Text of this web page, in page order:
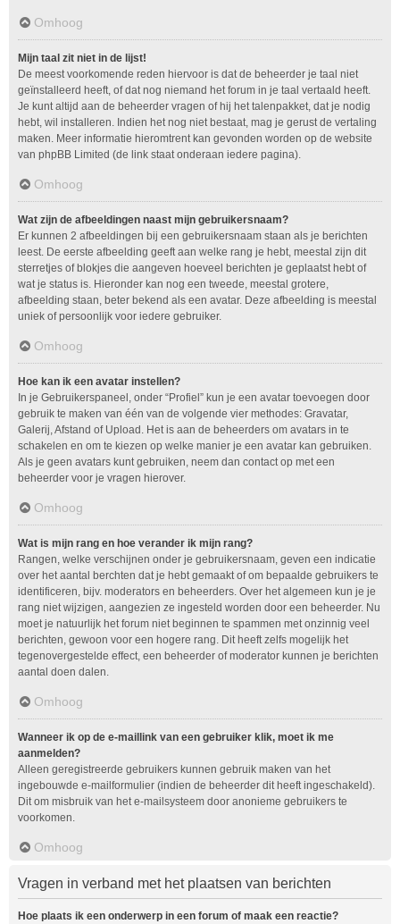
Omhoog
Mijn taal zit niet in de lijst!
De meest voorkomende reden hiervoor is dat de beheerder je taal niet
geïnstalleerd heeft, of dat nog niemand het forum in je taal vertaald heeft.
Je kunt altijd aan de beheerder vragen of hij het talenpakket, dat je nodig
hebt, wil installeren. Indien het nog niet bestaat, mag je gerust de vertaling
maken. Meer informatie hieromtrent kan gevonden worden op de website
van phpBB Limited (de link staat onderaan iedere pagina).
Omhoog
Wat zijn de afbeeldingen naast mijn gebruikersnaam?
Er kunnen 2 afbeeldingen bij een gebruikersnaam staan als je berichten
leest. De eerste afbeelding geeft aan welke rang je hebt, meestal zijn dit
sterretjes of blokjes die aangeven hoeveel berichten je geplaatst hebt of
wat je status is. Hieronder kan nog een tweede, meestal grotere,
afbeelding staan, beter bekend als een avatar. Deze afbeelding is meestal
uniek of persoonlijk voor iedere gebruiker.
Omhoog
Hoe kan ik een avatar instellen?
In je Gebruikerspaneel, onder “Profiel” kun je een avatar toevoegen door
gebruik te maken van één van de volgende vier methodes: Gravatar,
Galerij, Afstand of Upload. Het is aan de beheerders om avatars in te
schakelen en om te kiezen op welke manier je een avatar kan gebruiken.
Als je geen avatars kunt gebruiken, neem dan contact op met een
beheerder voor je vragen hierover.
Omhoog
Wat is mijn rang en hoe verander ik mijn rang?
Rangen, welke verschijnen onder je gebruikersnaam, geven een indicatie
over het aantal berchten dat je hebt gemaakt of om bepaalde gebruikers te
identificeren, bijv. moderators en beheerders. Over het algemeen kun je je
rang niet wijzigen, aangezien ze ingesteld worden door een beheerder. Nu
moet je natuurlijk het forum niet beginnen te spammen met onzinnig veel
berichten, gewoon voor een hogere rang. Dit heeft zelfs mogelijk het
tegenovergestelde effect, een beheerder of moderator kunnen je berichten
aantal doen dalen.
Omhoog
Wanneer ik op de e-maillink van een gebruiker klik, moet ik me
aanmelden?
Alleen geregistreerde gebruikers kunnen gebruik maken van het
ingebouwde e-mailformulier (indien de beheerder dit heeft ingeschakeld).
Dit om misbruik van het e-mailsysteem door anonieme gebruikers te
voorkomen.
Omhoog
Vragen in verband met het plaatsen van berichten
Hoe plaats ik een onderwerp in een forum of maak een reactie?